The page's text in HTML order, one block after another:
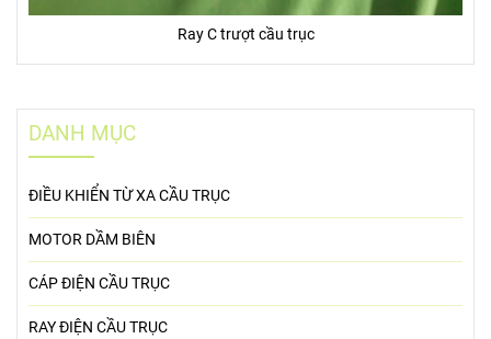
Ray C trượt cầu trục
DANH MỤC
ĐIỀU KHIỂN TỪ XA CẦU TRỤC
MOTOR DẦM BIÊN
CÁP ĐIỆN CẦU TRỤC
RAY ĐIỆN CẦU TRỤC